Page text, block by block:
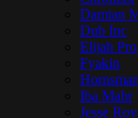
Damian
Dub Inc
Elijah
Fyakin
Iba Mahr
Jesse